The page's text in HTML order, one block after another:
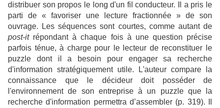
distribuer son propos le long d'un fil conducteur. Il a pris le
parti de « favoriser une lecture fractionnée » de son
ouvrage. Les séquences sont courtes, comme autant de
post-itrépondant à chaque fois à une question précise
parfois ténue, à charge pour le lecteur de reconstituer le
puzzle dont il a besoin pour engager sa recherche
d'information stratégiquement utile. L'auteur compare la
connaissance que le décideur doit posséder de
l'environnement de son entreprise à un puzzle que la
recherche d'information permettra d’assembler (p. 319). Il